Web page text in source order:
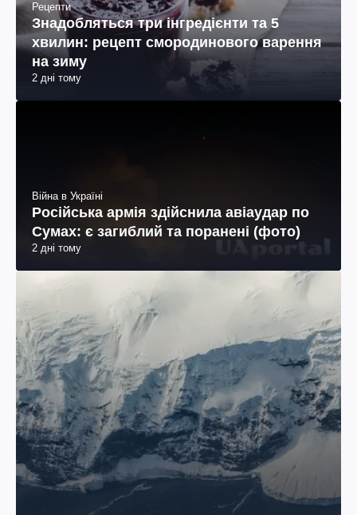
Рецепти
Знадобляться три інгредієнти та 5
хвилин: рецепт смородинового варення
на зиму
2 дні тому
Війна в Україні
Російська армія здійснила авіаудар по
Сумах: є загиблий та поранені (фото)
2 дні тому